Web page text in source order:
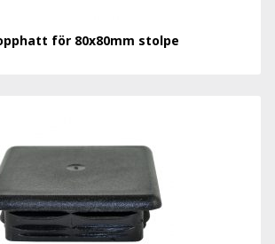
för 80x80mm stolpe